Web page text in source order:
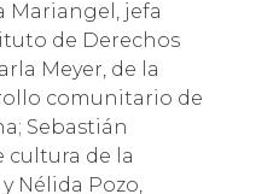
Mariangel, jefa
de Derechos
Meyer, de la
comunitario de
Sebastián
cultura de la
Nélida Pozo,